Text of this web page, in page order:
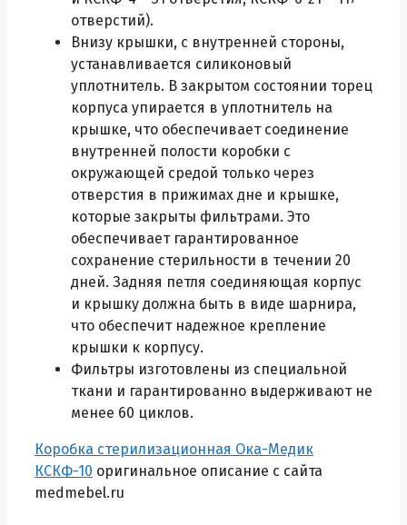
отверстий).
Внизу крышки, с внутренней стороны,
устанавливается силиконовый
уплотнитель. В закрытом состоянии торец
корпуса упирается в уплотнитель на
крышке, что обеспечивает соединение
внутренней полости коробки с
окружающей средой только через
отверстия в прижимах дне и крышке,
которые закрыты фильтрами. Это
обеспечивает гарантированное
сохранение стерильности в течении 20
дней. Задняя петля соединяющая корпус
и крышку должна быть в виде шарнира,
что обеспечит надежное крепление
крышки к корпусу.
Фильтры изготовлены из специальной
ткани и гарантированно выдерживают не
менее 60 циклов.
Коробка стерилизационная Ока-Медик
КСКФ-10 оригинальное описание с сайта
medmebel.ru